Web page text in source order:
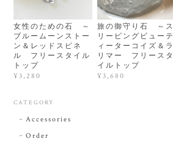
女性のための石 ～
ブルームーンストー
ン＆レッドスピネ
ル フリースタイル
トップ
¥3,280
旅の御守り石 ～ス
リーピングビューテ
ィーターコイズ＆ラ
リマー フリースタ
イルトップ
¥3,680
CATEGORY
Accessories
Order